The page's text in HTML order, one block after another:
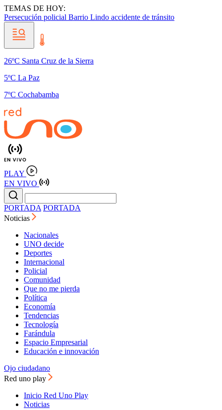
TEMAS DE HOY:
Persecución policial Barrio Lindo accidente de tránsito
26ºC Santa Cruz de la Sierra
5ºC La Paz
7ºC Cochabamba
PLAY
EN VIVO
PORTADA PORTADA
Noticias
Nacionales
UNO decide
Deportes
Internacional
Policial
Comunidad
Que no me pierda
Política
Economía
Tendencias
Tecnología
Farándula
Espacio Empresarial
Educación e innovación
Ojo ciudadano
Red uno play
Inicio Red Uno Play
Noticias